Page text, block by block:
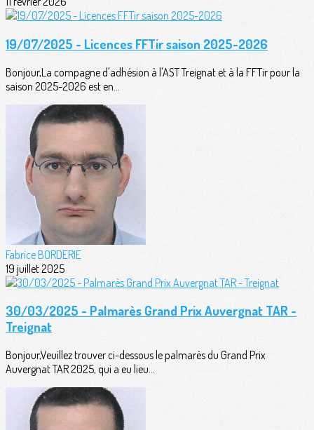
19/07/2025 - Licences FFTir saison 2025-2026
Bonjour,La compagne d'adhésion à l'AST Treignat et à la FFTir pour la
saison 2025-2026 est en...
Fabrice BORDERIE
19 juillet 2025
30/03/2025 - Palmarès Grand Prix Auvergnat TAR -
Treignat
Bonjour,Veuillez trouver ci-dessous le palmarès du Grand Prix
Auvergnat TAR 2025, qui a eu lieu...